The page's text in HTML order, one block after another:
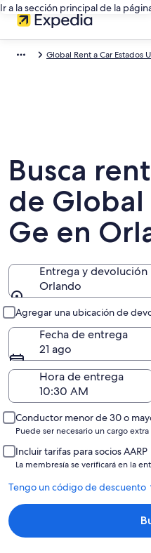
Ir a la sección principal de la
Global Rent a Car Estados
Busca
de Global
Ge en
Entrega y devolución
Orlando
Agregar una ubicación de
Fecha de entrega
21 ago
Hora de entrega
Conductor menor de 30 o
Puede ser necesario un cargo
Incluir tarifas para socios AARP
La membresía se verificará en la
Tengo un código de descuento